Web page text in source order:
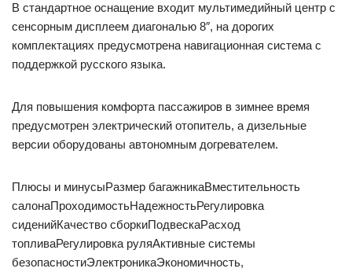
В стандартное оснащение входит мультимедийный центр с
сенсорным дисплеем диагональю 8″, на дорогих
комплектациях предусмотрена навигационная система с
поддержкой русского языка.
Для повышения комфорта пассажиров в зимнее время
предусмотрен электрический отопитель, а дизельные
версии оборудованы автономным догревателем.
Плюсы и минусыРазмер багажникаВместительность
салонаПроходимостьНадежностьРегулировка
сиденийКачество сборкиПодвескаРасход
топливаРегулировка руляАктивные системы
безопасностиЭлектроникаЭкономичность,